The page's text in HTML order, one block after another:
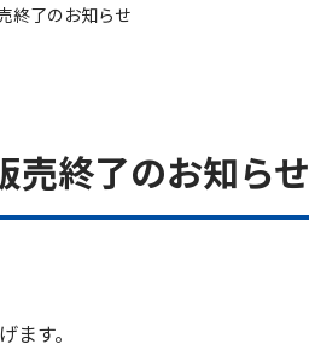
終了のお知らせ
売終了のお知らせ
す。